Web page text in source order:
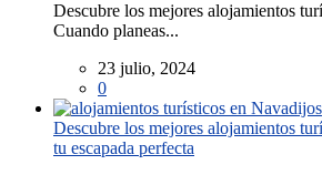
Descubre los mejores alojamientos
Cuando planeas...
23 julio, 2024
0
Descubre los mejores alojamientos
tu escapada perfecta